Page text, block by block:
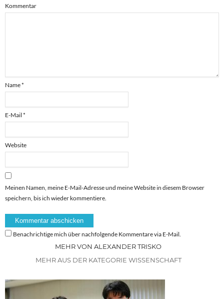
Kommentar
Name*
E-Mail *
Website
Meinen Namen, meine E-Mail-Adresse und meine Website in diesem Browser
speichern, bis ich wieder kommentiere.
Benachrichtige mich über nachfolgende Kommentare via E-Mail.
MEHR VON ALEXANDER TRISKO
MEHR AUS DER KATEGORIE WISSENSCHAFT